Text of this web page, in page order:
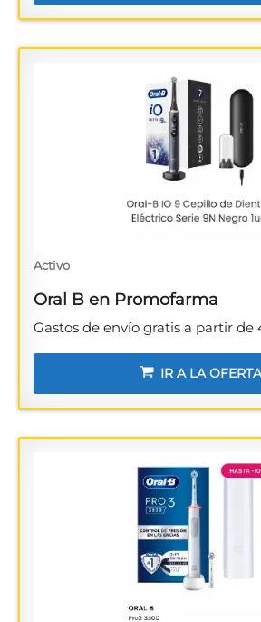
Activo
Oral B en Promofarma
Gastos de envío gratis a partir de
IR A LA OFERTA